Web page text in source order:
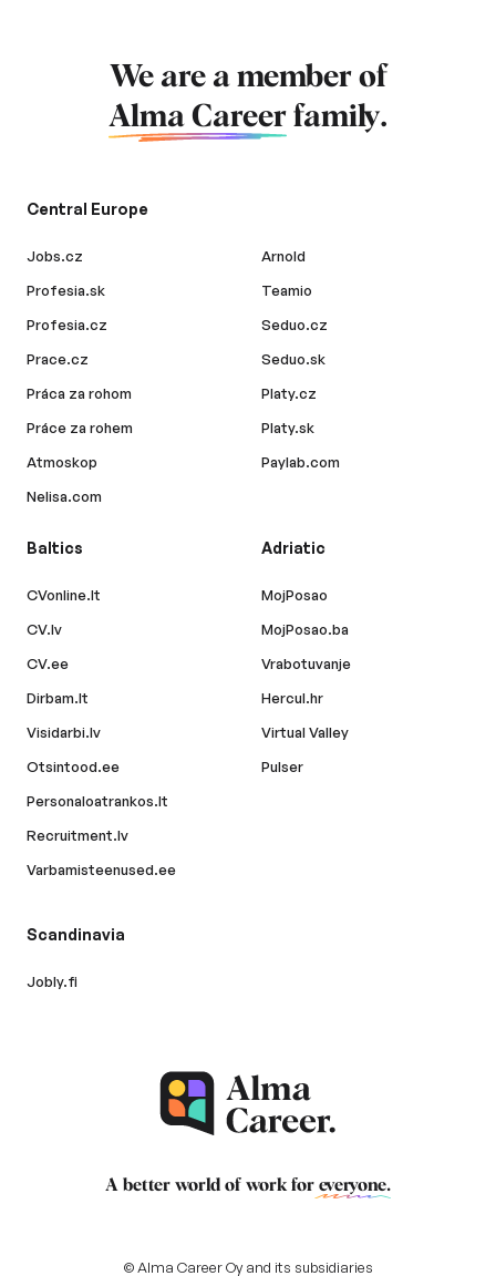
We are a member of
Alma Career family.
Central Europe
Jobs.cz
Profesia.sk
Profesia.cz
Prace.cz
Práca za rohom
Práce za rohem
Atmoskop
Nelisa.com
Arnold
Teamio
Seduo.cz
Seduo.sk
Platy.cz
Platy.sk
Paylab.com
Baltics
CVonline.lt
CV.lv
CV.ee
Dirbam.lt
Visidarbi.lv
Otsintood.ee
Personaloatrankos.lt
Recruitment.lv
Varbamisteenused.ee
Adriatic
MojPosao
MojPosao.ba
Vrabotuvanje
Hercul.hr
Virtual Valley
Pulser
Scandinavia
Jobly.fi
A better world of work for everyone.
© Alma Career Oy and its subsidiaries